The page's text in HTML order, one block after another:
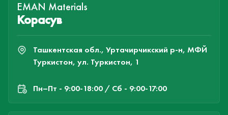
EMAN Materials
Корасув
Ташкентская обл., Уртачирчикский р-н, МФЙ
Туркистон, ул. Туркистон, 1
Пн–Пт - 9:00-18:00 / Сб - 9:00-17:00